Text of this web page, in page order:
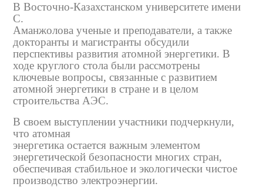
В Восточно-Казахстанском университете имени
С.
Аманжолова ученые и преподаватели, а также
докторанты и магистранты обсудили
перспективы развития атомной энергетики. В
ходе круглого стола были рассмотрены
ключевые вопросы, связанные с развитием
атомной энергетики в стране и в целом
строительства АЭС.
В своем выступлении участники подчеркнули,
что атомная
энергетика остается важным элементом
энергетической безопасности многих стран,
обеспечивая стабильное и экологически чистое
производство электроэнергии.